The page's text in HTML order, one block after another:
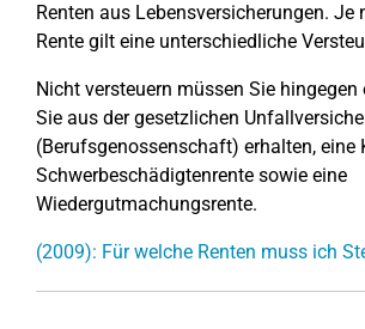
Renten aus Lebensversicherungen. Je
Rente gilt eine unterschiedliche
Nicht versteuern müssen Sie hingegen
Sie aus der gesetzlichen
(Berufsgenossenschaft) erhalten, eine
Schwerbeschädigtenrente sowie eine
Wiedergutmachungsrente.
(2009): Für welche Renten muss ich